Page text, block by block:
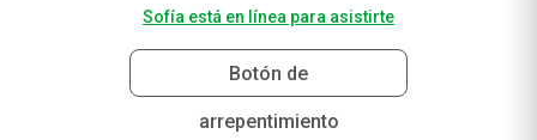
Sofía está en línea para asistirte
Botón de
arrepentimiento